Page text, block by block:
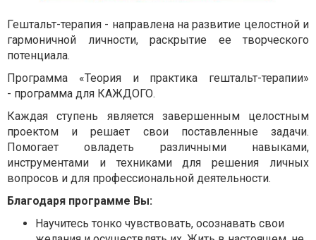
Гештальт-терапия - направлена на развитие целостной и
гармоничной личности, раскрытие ее творческого
потенциала.
Программа «Теория и практика гештальт-терапии»
- программа для КАЖДОГО.
Каждая ступень является завершенным целостным
проектом и решает свои поставленные задачи.
Помогает овладеть различными навыками,
инструментами и техниками для решения личных
вопросов и для профессиональной деятельности.
Благодаря программе Вы:
Научитесь тонко чувствовать, осознавать свои